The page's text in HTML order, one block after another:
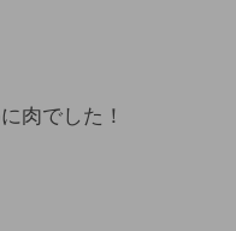
肉でした！